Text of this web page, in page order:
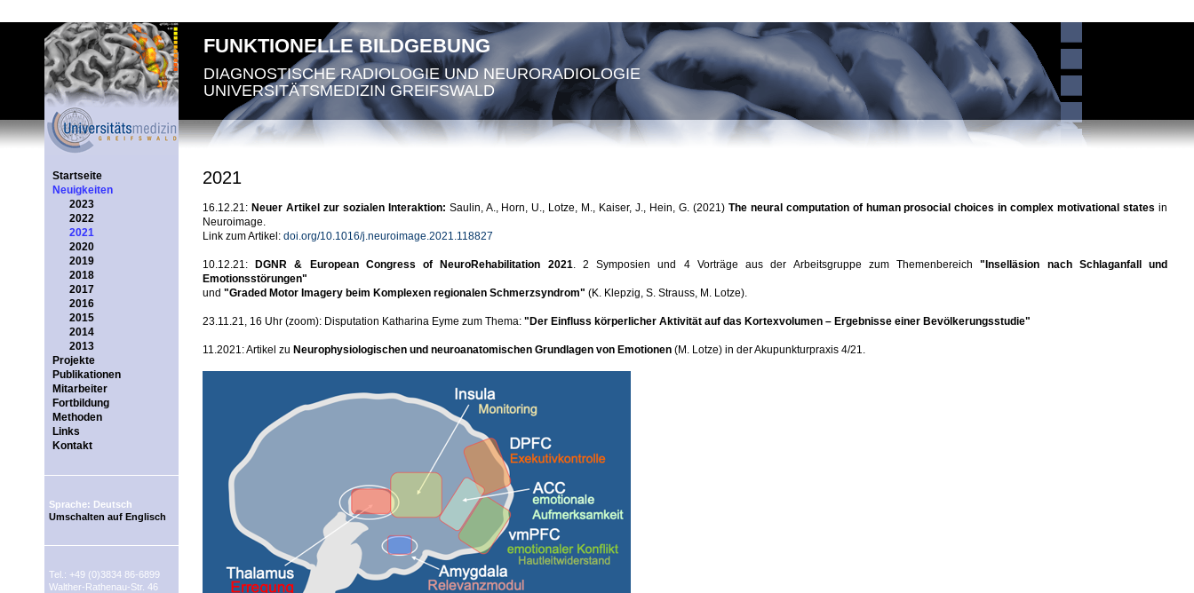
FUNKTIONELLE BILDGEBUNG
DIAGNOSTISCHE RADIOLOGIE UND NEURORADIOLOGIE
UNIVERSITÄTSMEDIZIN GREIFSWALD
Startseite
Neuigkeiten
2023
2022
2021
2020
2019
2018
2017
2016
2015
2014
2013
Projekte
Publikationen
Mitarbeiter
Fortbildung
Methoden
Links
Kontakt
Sprache: Deutsch
Umschalten auf Englisch
Tel.: +49 (0)3834 86-6899
Walther-Rathenau-Str. 46
2021
16.12.21: Neuer Artikel zur sozialen Interaktion: Saulin, A., Horn, U., Lotze, M., Kaiser, J., Hein, G. (2021) The neural computation of human prosocial choices in complex motivational states in
Neuroimage.
Link zum Artikel: doi.org/10.1016/j.neuroimage.2021.118827
10.12.21: DGNR & European Congress of NeuroRehabilitation 2021. 2 Symposien und 4 Vorträge aus der Arbeitsgruppe zum Themenbereich"Inselläsion nach Schlaganfall und
Emotionsstörungen"
und "Graded Motor Imagery beim Komplexen regionalen Schmerzsyndrom" (K. Klepzig, S. Strauss, M. Lotze).
23.11.21, 16 Uhr (zoom): Disputation Katharina Eyme zum Thema: "Der Einfluss körperlicher Aktivität auf das Kortexvolumen – Ergebnisse einer Bevölkerungsstudie"
11.2021: Artikel zu Neurophysiologischen und neuroanatomischen Grundlagen von Emotionen (M. Lotze) in der Akupunkturpraxis 4/21.